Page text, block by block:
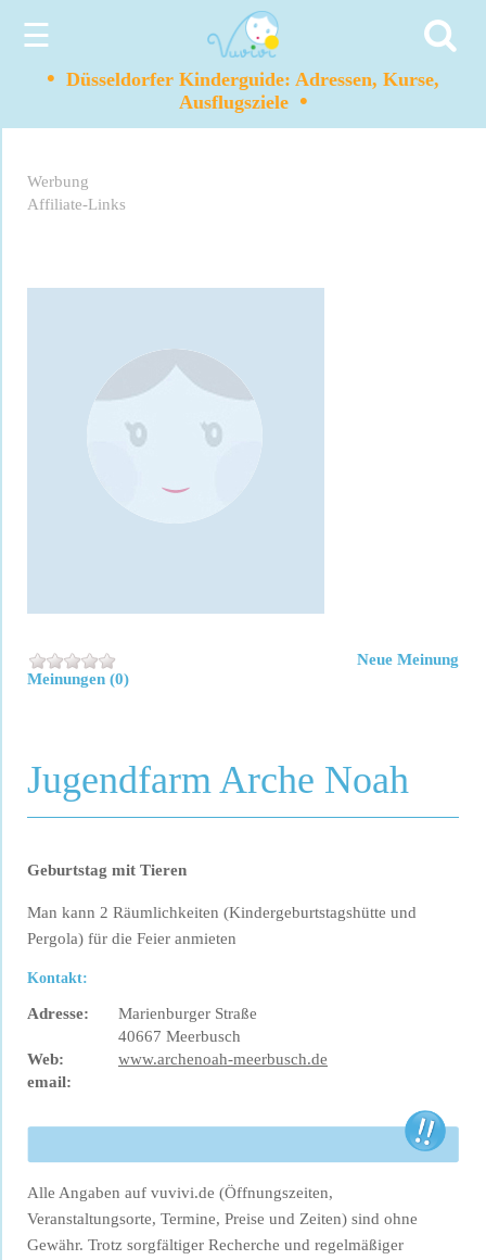
☰
• Düsseldorfer Kinderguide: Adressen, Kurse,
Ausflugsziele •
Werbung
Affiliate-Links
Meinungen (0)
Neue Meinung
Jugendfarm Arche Noah
Geburtstag mit Tieren
Man kann 2 Räumlichkeiten (Kindergeburtstagshütte und
Pergola) für die Feier anmieten
Kontakt:
Adresse:
Marienburger Straße
40667 Meerbusch
Web:
www.archenoah-meerbusch.de
email:
Alle Angaben auf vuvivi.de (Öffnungszeiten,
Veranstaltungsorte, Termine, Preise und Zeiten) sind ohne
Gewähr. Trotz sorgfältiger Recherche und regelmäßiger